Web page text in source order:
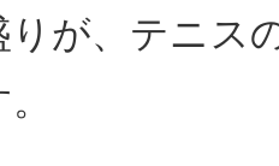
りが、テニス